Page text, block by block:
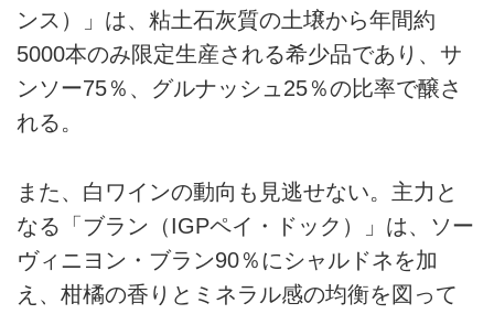
ンス）」は、粘土石灰質の土壌から年間約
5000本のみ限定生産される希少品であり、サ
ンソー75％、グルナッシュ25％の比率で醸さ
れる。
また、白ワインの動向も見逃せない。主力と
なる「ブラン（IGPペイ・ドック）」は、ソー
ヴィニヨン・ブラン90％にシャルドネを加
え、柑橘の香りとミネラル感の均衡を図って